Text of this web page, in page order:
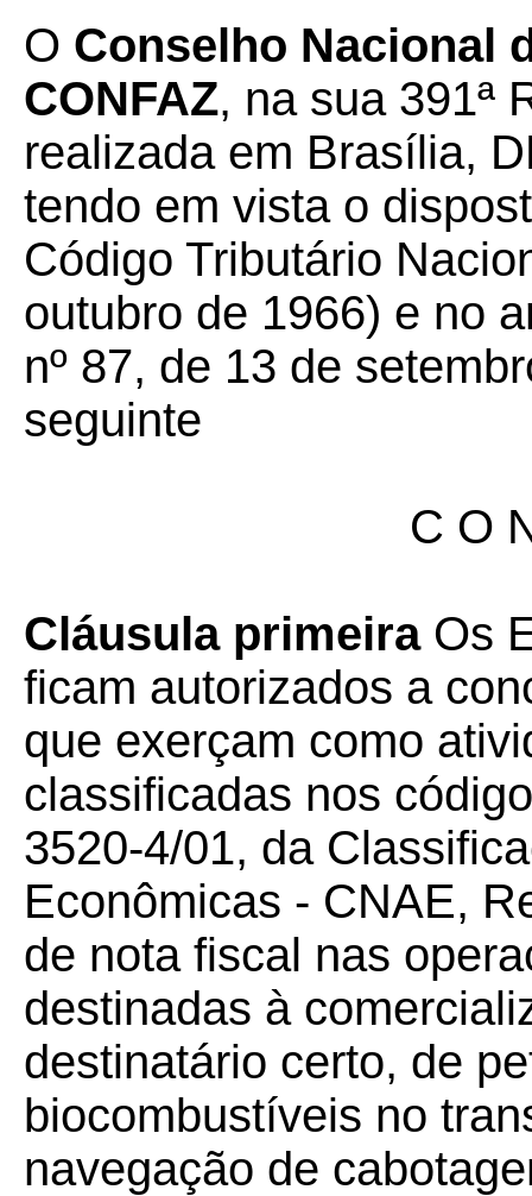
O Conselho Nacional
CONFAZ, na sua 391ª
realizada em Brasília,
tendo em vista o
Código Tributário
outubro de 1966) e no
nº 87, de 13 de
seguinte
C O
Cláusula primeiraOs
ficam autorizados a
que exerçam como
classificadas nos
3520-4/01, da
Econômicas - CNAE,
de nota fiscal nas
destinadas à
destinatário certo, de
biocombustíveis no
navegação de